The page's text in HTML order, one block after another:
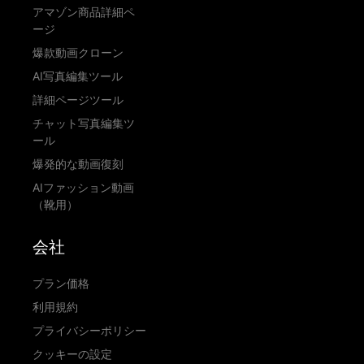
アマゾン商品詳細ペ
ージ
爆款動画クローン
AI写真編集ツール
詳細ページツール
チャット写真編集ツ
ール
爆発的な動画復刻
AIファッション動画
（靴用）
会社
プラン価格
利用規約
プライバシーポリシー
クッキーの設定